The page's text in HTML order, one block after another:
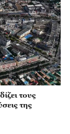
τους
της